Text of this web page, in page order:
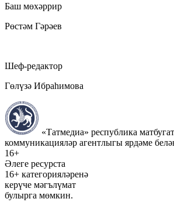
Баш мөхәррир
Рөстәм Гәрәев
Шеф-редактор
Гөлүзә Ибраһимова
«Татмедиа» республика
коммуникацияләр агентлыгы ярдәме
16+
Әлеге ресурста
16+ категорияләренә
керүче мәгълүмат
булырга мөмкин.